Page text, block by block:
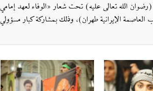
(رضوان الله تعالى عليه) تحت شعار «الوفاء لعهد إمامي
يونيو / حزيران 2026 م في مرقده الطاهر(جنوب العاصمة الإيرانية طهران)، وذلك بمشاركة كبار مسؤولي